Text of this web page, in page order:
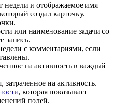
недели и отображаемое имя
создал карточку.
или наименование задачи со
запись.
с комментариями, если
на активность в каждый
затраченное на активность.
, которая показывает
полей.